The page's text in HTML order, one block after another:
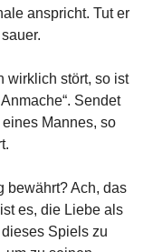
anspricht. Tut er
wirklich stört, so ist
Sendet
Mannes, so
bewährt? Ach, das
es, die Liebe als
Spiels zu